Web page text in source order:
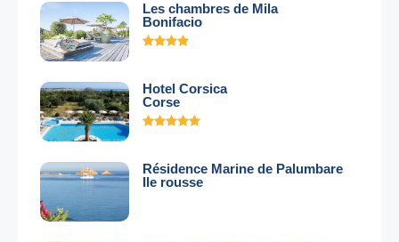
Les chambres de Mila
Bonifacio
Hotel Corsica
Corse
Résidence Marine de Palumbare
Ile rousse